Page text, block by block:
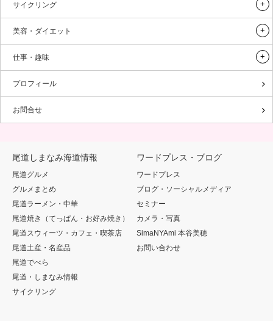
サイクリング
美容・ダイエット
仕事・趣味
プロフィール
お問合せ
尾道しまなみ海道情報
尾道グルメ
グルメまとめ
尾道ラーメン・中華
尾道焼き（てっぱん・お好み焼き）
尾道スウィーツ・カフェ・喫茶店
尾道土産・名産品
尾道でべら
尾道・しまなみ情報
サイクリング
ワードプレス・ブログ
ワードプレス
ブログ・ソーシャルメディア
セミナー
カメラ・写真
SimaNYAmi 本谷美穂
お問い合わせ